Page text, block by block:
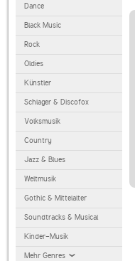
Dance
Black Music
Rock
Oldies
Künstler
Schlager & Discofox
Volksmusik
Country
Jazz & Blues
Weltmusik
Gothic & Mittelalter
Soundtracks & Musical
Kinder-Musik
Mehr Genres